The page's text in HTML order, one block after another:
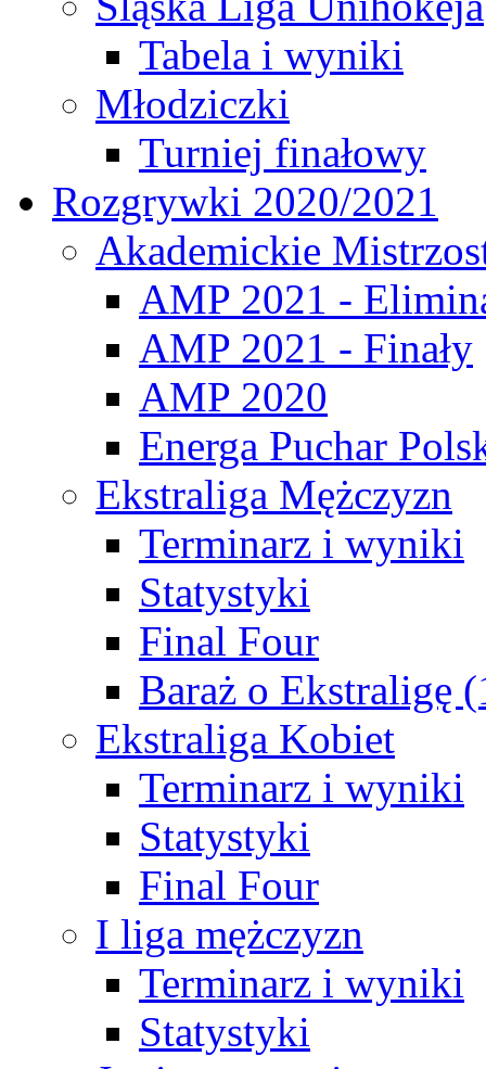
Tabela i wyniki
Młodziczki
Turniej finałowy
Rozgrywki 2020/2021
Akademickie
AMP 2021 -
AMP 2021 - Finały
AMP 2020
Energa Puchar
Ekstraliga Mężczyzn
Terminarz i wyniki
Statystyki
Final Four
Baraż o Ekstraligę
Ekstraliga Kobiet
Terminarz i wyniki
Statystyki
Final Four
I liga mężczyzn
Terminarz i wyniki
Statystyki